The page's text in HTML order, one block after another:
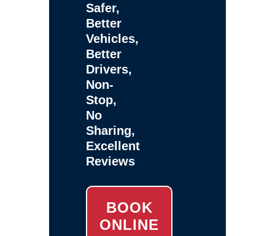
Safer,
Better
Vehicles,
Better
Drivers,
Non-
Stop,
No
Sharing,
Excellent
Reviews
BOOK
ONLINE